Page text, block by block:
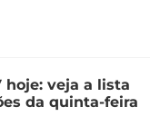
hoje: veja a lista
da quinta-feira